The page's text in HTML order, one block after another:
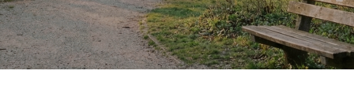
Urlaub